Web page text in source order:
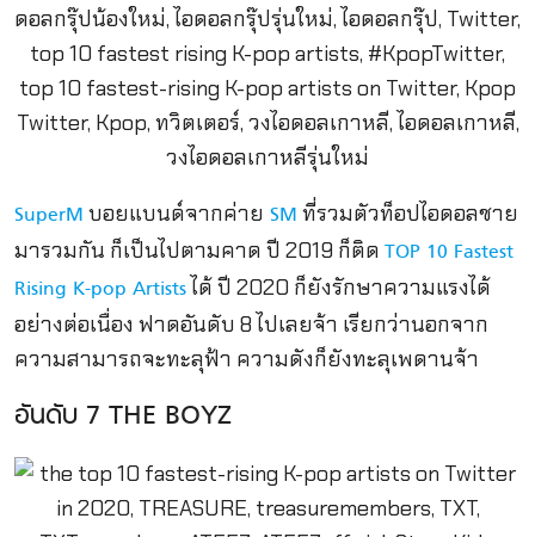
SuperM บอยแบนด์จากค่าย SM ที่รวมตัวท็อปไอดอลชาย
มารวมกัน ก็เป็นไปตามคาด ปี 2019 ก็ติด TOP 10 Fastest
Rising K-pop Artistsได้ ปี 2020 ก็ยังรักษาความแรงได้
อย่างต่อเนื่อง ฟาดอันดับ 8 ไปเลยจ้า เรียกว่านอกจาก
ความสามารถจะทะลุฟ้า ความดังก็ยังทะลุเพดานจ้า
อันดับ 7 THE BOYZ